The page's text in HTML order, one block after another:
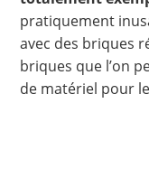
pratiquement
avec des briques
briques que l’on
de matériel pour